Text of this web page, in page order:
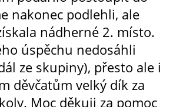
nakonec podlehli, ale
nádherné 2. místo.
úspěchu nedosáhli
ze skupiny), přesto ale i
děvčatům velký dík za
Moc děkuji za pomoc